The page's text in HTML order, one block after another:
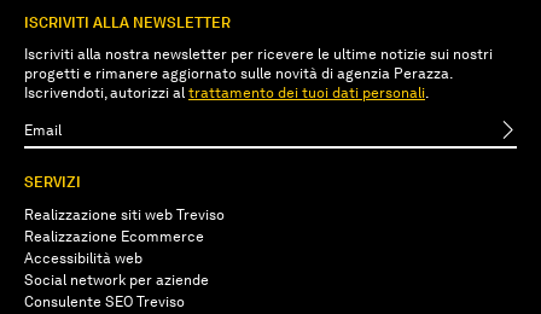
ISCRIVITI ALLA NEWSLETTER
Iscriviti alla nostra newsletter per ricevere le ultime notizie sui nostri
progetti e rimanere aggiornato sulle novità di agenzia Perazza.
Iscrivendoti, autorizzi al trattamento dei tuoi dati personali.
SERVIZI
Realizzazione siti web Treviso
Realizzazione Ecommerce
Accessibilità web
Social network per aziende
Consulente SEO Treviso